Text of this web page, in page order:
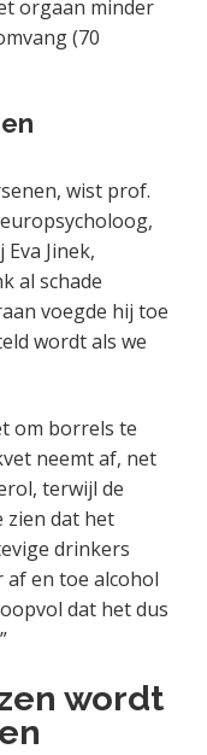
orgaan minder
(70
wist prof.
Jinek,
al schade
voegde hij toe
wordt als we
om borrels te
neemt af, net
terwijl de
zien dat het
drinkers
af en toe alcohol
dat het dus
wordt